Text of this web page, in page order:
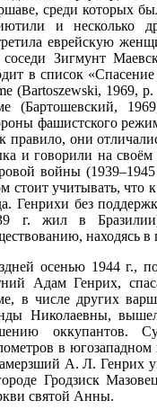
среди которых
и несколько
еврейскую
Зигмунт
в список
(Bartoszewski, 1969,
(Бартошевский,
фашистского
правило, они
и говорили на
войны
стоит учитывать, что
Генрихи без
г. жил в
находясь в
осенью 1944 г.,
Адам Генрих,
в числе других
Николаевны,
оккупантов.
в
А. Л. Генрих
Гродзиск
святой Анны.